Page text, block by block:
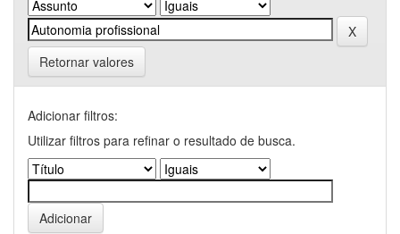
Retornar valores
Adicionar filtros:
Utilizar filtros para refinar o resultado de busca.